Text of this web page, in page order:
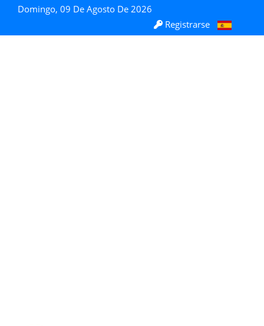
Domingo, 09 De Agosto De 2026
Registrarse